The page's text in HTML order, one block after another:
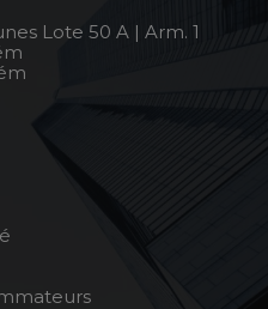
Lote 50 A | Arm. 1